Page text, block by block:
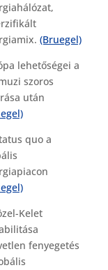
(Bruegel)
lehetőségei a
szoros
után
quo a
Kelet
fenyegetés